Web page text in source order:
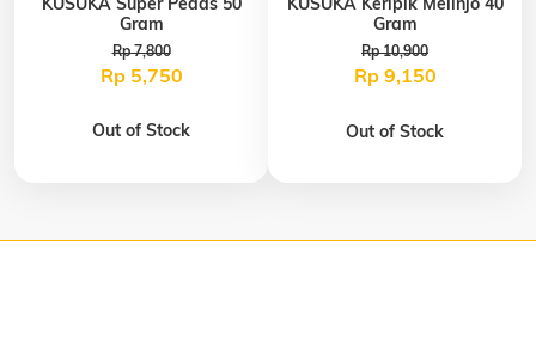
KUSUKA Super Pedas 50
Gram
Rp 7,800
Rp 5,750
Out of Stock
KUSUKA Keripik Melinjo 40
Gram
Rp 10,900
Rp 9,150
Out of Stock